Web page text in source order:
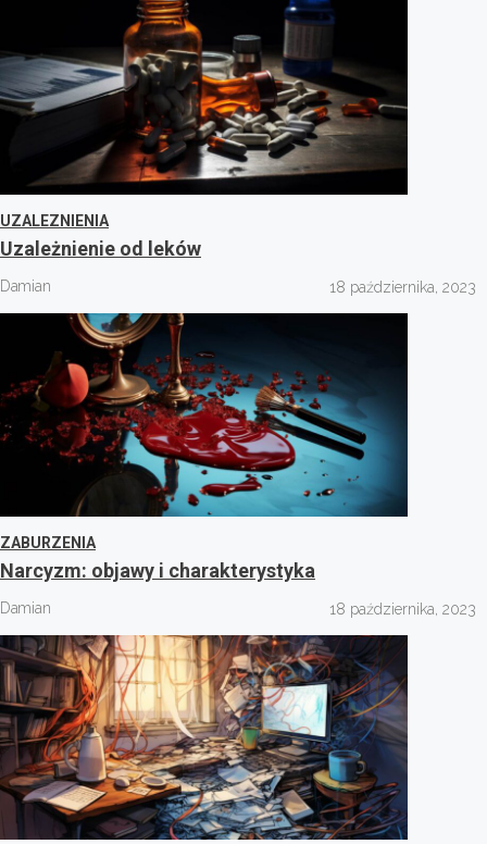
UZALEZNIENIA
Uzależnienie od leków
Damian 18 października, 2023
ZABURZENIA
Narcyzm: objawy i charakterystyka
Damian 18 października, 2023